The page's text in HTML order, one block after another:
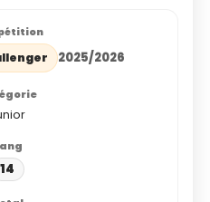
2025/2026
14